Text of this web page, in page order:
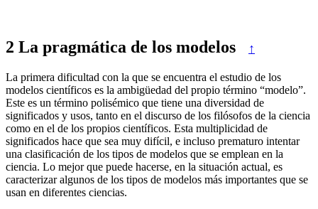
2 La pragmática de los modelos ↑
La primera dificultad con la que se encuentra el estudio de los
modelos científicos es la ambigüedad del propio término “modelo”.
Este es un término polisémico que tiene una diversidad de
significados y usos, tanto en el discurso de los filósofos de la ciencia
como en el de los propios científicos. Esta multiplicidad de
significados hace que sea muy difícil, e incluso prematuro intentar
una clasificación de los tipos de modelos que se emplean en la
ciencia. Lo mejor que puede hacerse, en la situación actual, es
caracterizar algunos de los tipos de modelos más importantes que se
usan en diferentes ciencias.